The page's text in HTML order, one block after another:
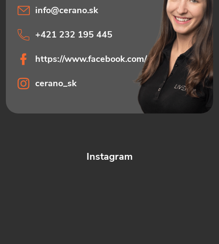
Instagram
info@cerano.sk
+421 232 195 445
https://www.facebook.com/ceranosk
cerano_sk